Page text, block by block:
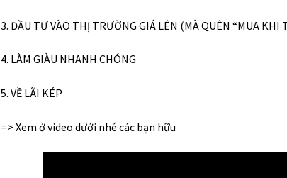
3. ĐẦU TƯ VÀO THỊ TRƯỜNG GIÁ LÊN (MÀ QUÊN “MUA KHI
4. LÀM GIÀU NHANH CHÓNG
5. VỀ LÃI KÉP
=> Xem ở video dưới nhé các bạn hữu